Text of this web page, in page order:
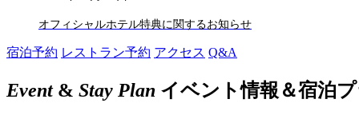
オフィシャルホテル特典に関するお知らせ
宿泊予約 レストラン予約 アクセス Q&A
Event& Stay Plan イベント情報＆宿泊